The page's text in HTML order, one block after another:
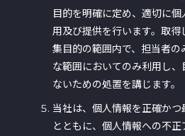
目的を明確に定め、適切に個
用及び提供を行います。取得
集目的の範囲内で、担当者の
な範囲においてのみ利用し
ないための処置を講じます。
当社は、個人情報を正確か
とともに、個人情報への不正